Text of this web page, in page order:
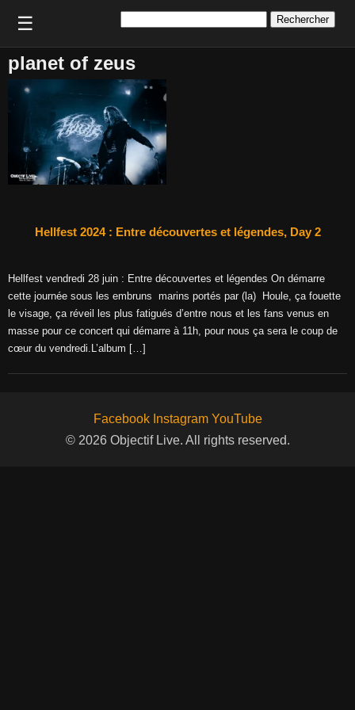
☰
planet of zeus
Hellfest 2024 : Entre découvertes et légendes, Day 2
Hellfest vendredi 28 juin : Entre découvertes et légendes On démarre
cette journée sous les embruns marins portés par (la) Houle, ça fouette
le visage, ça réveil les plus fatigués d’entre nous et les fans venus en
masse pour ce concert qui démarre à 11h, pour nous ça sera le coup de
cœur du vendredi.L’album […]
Facebook Instagram YouTube
© 2026 Objectif Live. All rights reserved.